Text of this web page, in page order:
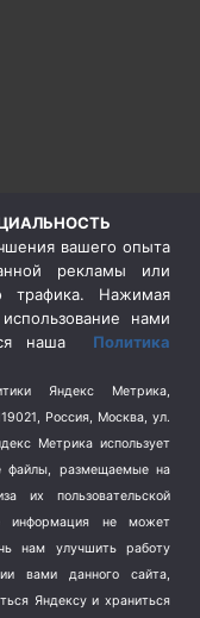
вашего опыта
рекламы или
трафика. Нажимая
нами
наша Политика
Яндекс Метрика,
Россия, Москва, ул.
Метрика использует
файлы, размещаемые на
их пользовательской
информация не может
нам улучшить работу
вами данного сайта,
Яндексу и храниться